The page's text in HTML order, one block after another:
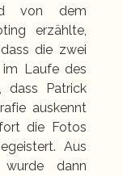
von dem
erzählte,
die zwei
im Laufe des
dass Patrick
auskennt
die Fotos
Aus
wurde dann